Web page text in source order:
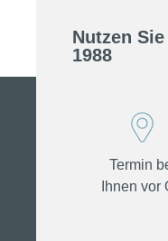
Nutzen
1988
Termin
Ihnen vor